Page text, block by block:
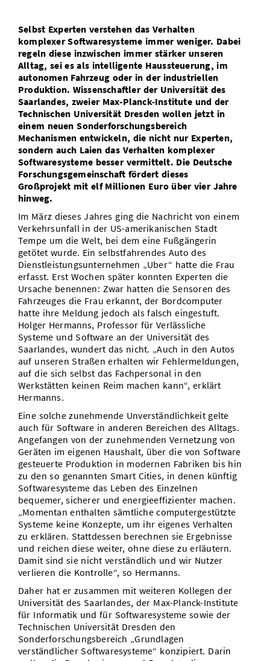
Open Science/Open Access
Zahlen & Fakten
Kontakt
SIC Merchandise
SIC Podcast
Anfahrt
AnsprechpartnerInnen, Personen, Forschungsgruppen
Termine, Vorträge und Veranstaltungen
Alumni
Selbst Experten verstehen das Verhalten
komplexer Softwaresysteme immer weniger. Dabei
regeln diese inzwischen immer stärker unseren
Alltag, sei es als intelligente Haussteuerung, im
autonomen Fahrzeug oder in der industriellen
Produktion. Wissenschaftler der Universität des
Saarlandes, zweier Max-Planck-Institute und der
Technischen Universität Dresden wollen jetzt in
einem neuen Sonderforschungsbereich
Mechanismen entwickeln, die nicht nur Experten,
sondern auch Laien das Verhalten komplexer
Softwaresysteme besser vermittelt. Die Deutsche
Forschungsgemeinschaft fördert dieses
Großprojekt mit elf Millionen Euro über vier Jahre
hinweg.
Im März dieses Jahres ging die Nachricht von einem
Verkehrsunfall in der US-amerikanischen Stadt
Tempe um die Welt, bei dem eine Fußgängerin
getötet wurde. Ein selbstfahrendes Auto des
Dienstleistungsunternehmen „Uber“ hatte die Frau
erfasst. Erst Wochen später konnten Experten die
Ursache benennen: Zwar hatten die Sensoren des
Fahrzeuges die Frau erkannt, der Bordcomputer
hatte ihre Meldung jedoch als falsch eingestuft.
Holger Hermanns, Professor für Verlässliche
Systeme und Software an der Universität des
Saarlandes, wundert das nicht. „Auch in den Autos
auf unseren Straßen erhalten wir Fehlermeldungen,
auf die sich selbst das Fachpersonal in den
Werkstätten keinen Reim machen kann“, erklärt
Hermanns.
Eine solche zunehmende Unverständlichkeit gelte
auch für Software in anderen Bereichen des Alltags.
Angefangen von der zunehmenden Vernetzung von
Geräten im eigenen Haushalt, über die von Software
gesteuerte Produktion in modernen Fabriken bis hin
zu den so genannten Smart Cities, in denen künftig
Softwaresysteme das Leben des Einzelnen
bequemer, sicherer und energieeffizienter machen.
„Momentan enthalten sämtliche computergestützte
Systeme keine Konzepte, um ihr eigenes Verhalten
zu erklären. Stattdessen berechnen sie Ergebnisse
und reichen diese weiter, ohne diese zu erläutern.
Damit sind sie nicht verständlich und wir Nutzer
verlieren die Kontrolle“, so Hermanns.
Daher hat er zusammen mit weiteren Kollegen der
Universität des Saarlandes, der Max-Planck-Institute
für Informatik und für Softwaresysteme sowie der
Technischen Universität Dresden den
Sonderforschungsbereich „Grundlagen
verständlicher Softwaresysteme“ konzipiert. Darin